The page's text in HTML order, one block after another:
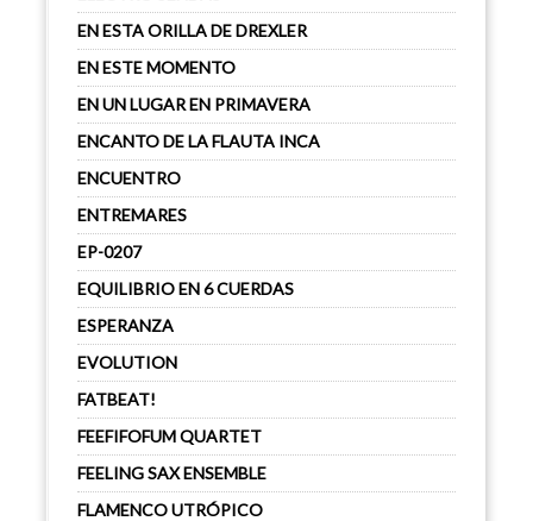
EN ESTA ORILLA DE DREXLER
EN ESTE MOMENTO
EN UN LUGAR EN PRIMAVERA
ENCANTO DE LA FLAUTA INCA
ENCUENTRO
ENTREMARES
EP-0207
EQUILIBRIO EN 6 CUERDAS
ESPERANZA
EVOLUTION
FATBEAT!
FEEFIFOFUM QUARTET
FEELING SAX ENSEMBLE
FLAMENCO UTRÓPICO